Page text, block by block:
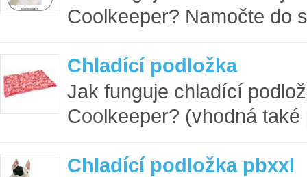
Coolkeeper? Namočte do
Chladící podložka
Jak funguje chladící
Coolkeeper? (vhodná
Chladící podložka pbxxl